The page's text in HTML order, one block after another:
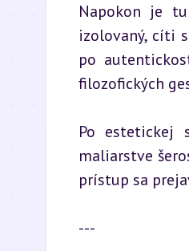
Napokon je
izolovaný, cíti
po
filozofických
Po estetickej
maliarstve
prístup sa
---